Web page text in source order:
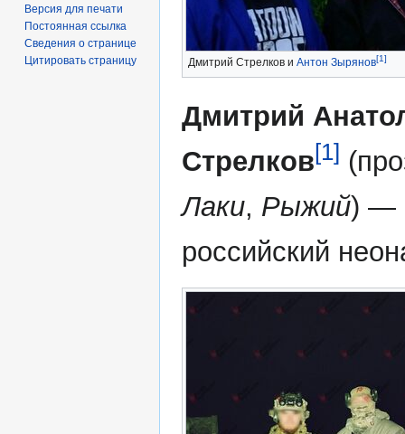
Дмитрий Стрелков и Антон Зырянов[1]
Дмитрий
Стрелков[1]
Лаки, Рыжий) —
российский
Версия для печати
Постоянная ссылка
Сведения о странице
Цитировать страницу